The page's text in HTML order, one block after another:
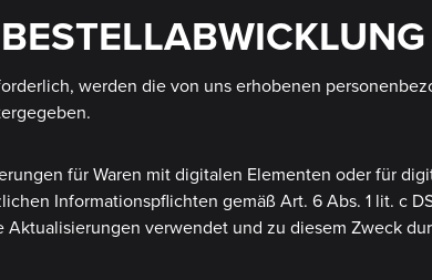
werden die von uns erhobenen
für Waren mit digitalen Elementen oder für
Informationspflichten gemäß Art. 6 Abs. 1 lit. c
verwendet und zu diesem Zweck